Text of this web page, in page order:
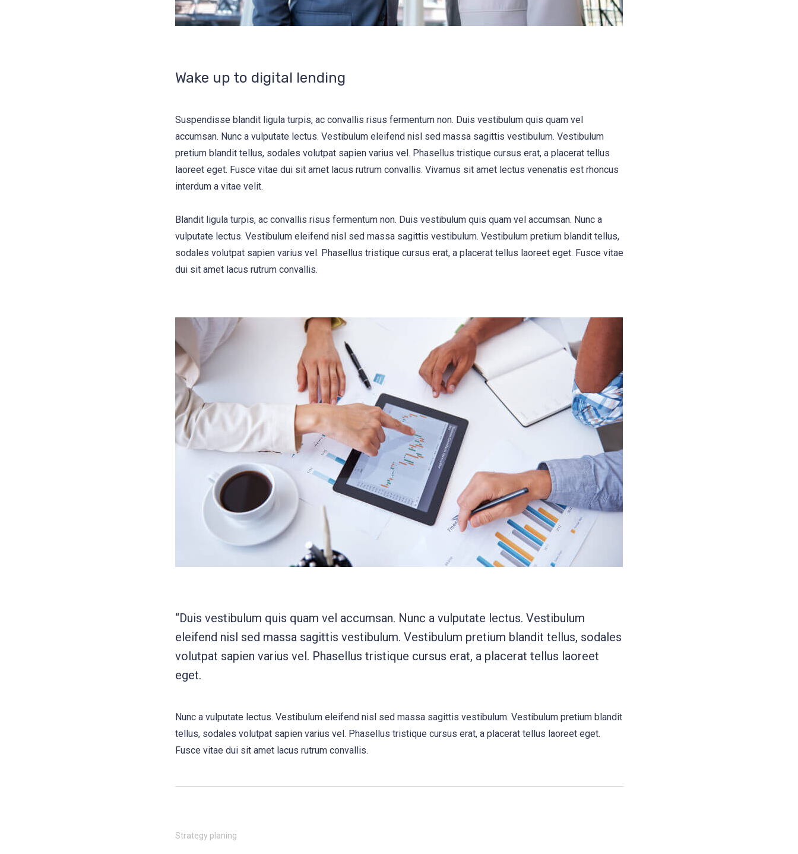
Wake up to digital lending
Suspendisse blandit ligula turpis, ac convallis risus fermentum non. Duis vestibulum quis quam vel
accumsan. Nunc a vulputate lectus. Vestibulum eleifend nisl sed massa sagittis vestibulum. Vestibulum
pretium blandit tellus, sodales volutpat sapien varius vel. Phasellus tristique cursus erat, a placerat tellus
laoreet eget. Fusce vitae dui sit amet lacus rutrum convallis. Vivamus sit amet lectus venenatis est rhoncus
interdum a vitae velit.
Blandit ligula turpis, ac convallis risus fermentum non. Duis vestibulum quis quam vel accumsan. Nunc a
vulputate lectus. Vestibulum eleifend nisl sed massa sagittis vestibulum. Vestibulum pretium blandit tellus,
sodales volutpat sapien varius vel. Phasellus tristique cursus erat, a placerat tellus laoreet eget. Fusce vitae
dui sit amet lacus rutrum convallis.
“Duis vestibulum quis quam vel accumsan. Nunc a vulputate lectus. Vestibulum
eleifend nisl sed massa sagittis vestibulum. Vestibulum pretium blandit tellus, sodales
volutpat sapien varius vel. Phasellus tristique cursus erat, a placerat tellus laoreet
eget.
Nunc a vulputate lectus. Vestibulum eleifend nisl sed massa sagittis vestibulum. Vestibulum pretium blandit
tellus, sodales volutpat sapien varius vel. Phasellus tristique cursus erat, a placerat tellus laoreet eget.
Fusce vitae dui sit amet lacus rutrum convallis.
Strategy planing